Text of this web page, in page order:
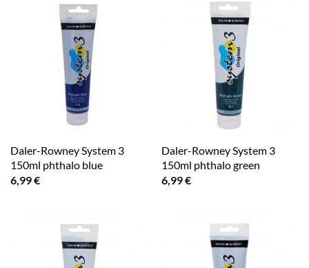
Daler-Rowney System 3
150ml phthalo blue
6,99€
Daler-Rowney System 3
150ml phthalo green
6,99€